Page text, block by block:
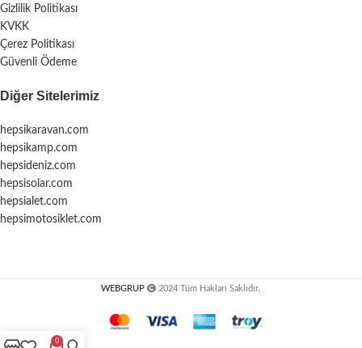
Gizlilik Politikası
KVKK
Çerez Politikası
Güvenli Ödeme
Diğer Sitelerimiz
hepsikaravan.com
hepsikamp.com
hepsideniz.com
hepsisolar.com
hepsialet.com
hepsimotosiklet.com
WEBGRUP 2024 Tüm Hakları Saklıdır.
0